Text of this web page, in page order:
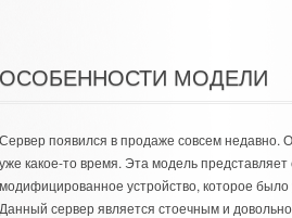
МОДЕЛИ
появился в продаже совсем недавно.
какое-то время. Эта модель представляет
устройство, которое
сервер является стоечным и